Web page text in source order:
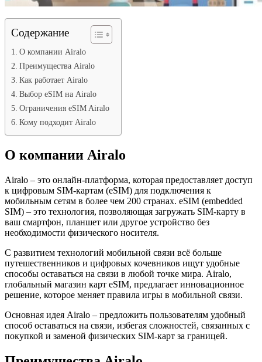
Содержание
О компании Airalo
Преимущества Airalo
Как работает Airalo
Выбор eSIM на Airalo
Ограничения eSIM Airalo
Кому подходит Airalo
О компании Airalo
Airalo – это онлайн-платформа, которая предоставляет доступ
к цифровым SIM-картам (eSIM) для подключения к
мобильным сетям в более чем 200 странах. eSIM (embedded
SIM) – это технология, позволяющая загружать SIM-карту в
ваш смартфон, планшет или другое устройство без
необходимости физического носителя.
С развитием технологий мобильной связи всё больше
путешественников и цифровых кочевников ищут удобные
способы оставаться на связи в любой точке мира. Airalo,
глобальный магазин карт eSIM, предлагает инновационное
решение, которое меняет правила игры в мобильной связи.
Основная идея Airalo – предложить пользователям удобный
способ оставаться на связи, избегая сложностей, связанных с
покупкой и заменой физических SIM-карт за границей.